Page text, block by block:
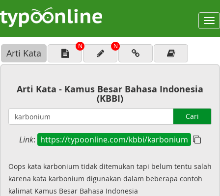
Arti Kata
N N
Arti Kata - Kamus Besar Bahasa Indonesia
(KBBI)
Cari
Link: https://typoonline.com/kbbi/karbonium
Oops kata karbonium tidak ditemukan tapi belum tentu salah
karena kata karbonium digunakan dalam beberapa contoh
kalimat Kamus Besar Bahasa Indonesia